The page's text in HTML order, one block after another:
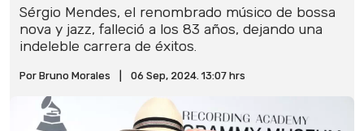
Sérgio Mendes, el renombrado músico de bossa
nova y jazz, falleció a los 83 años, dejando una
indeleble carrera de éxitos.
Por Bruno Morales 06 Sep, 2024. 13:07 hrs